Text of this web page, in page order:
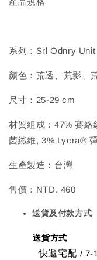
系列：Srl Odnry Unit
顏色：荒透、荒影、
尺寸：25-29 cm
材質組成：47% 賽
菌纖維, 3% Lycra®
生產製造：台灣
售價：NTD. 460
送貨及付款方式
送貨方式
快遞宅配 / 7-